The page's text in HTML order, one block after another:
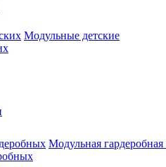
Модульные детские
Модульная